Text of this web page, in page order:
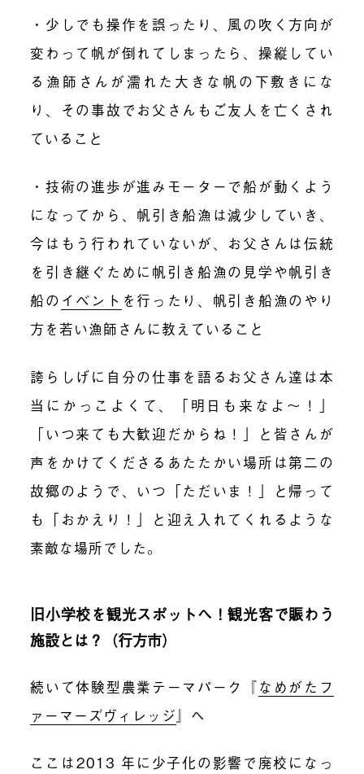
・少しでも操作を誤ったり、風の吹く方向が
変わって帆が倒れてしまったら、操縦してい
る漁師さんが濡れた大きな帆の下敷きにな
り、その事故でお父さんもご友人を亡くされ
ていること
・技術の進歩が進みモーターで船が動くよう
になってから、帆引き船漁は減少していき、
今はもう行われていないが、お父さんは伝統
を引き継ぐために帆引き船漁の見学や帆引き
船の イベント を行ったり、帆引き船漁のやり
方を若い漁師さんに教えていること
誇らしげに自分の仕事を語るお父さん達は本
当にかっこよくて、「明日も来なよ〜！」
「いつ来ても大歓迎だからね！」と皆さんが
声をかけてくださるあたたかい場所は第二の
故郷のようで、いつ「ただいま！」と帰って
も「おかえり！」と迎え入れてくれるような
素敵な場所でした。
旧小学校を観光スポットへ！観光客で賑わう
施設とは？（行方市）
続いて体験型農業テーマパーク『なめがたフ
ァーマーズヴィレッジ 』へ
ここは2013 年に少子化の影響で廃校になっ